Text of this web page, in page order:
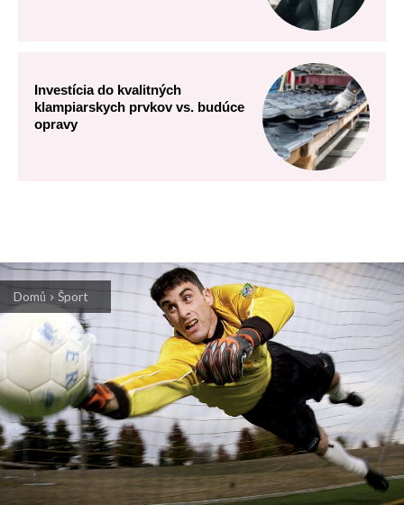
Investícia do kvalitných
klampiarskych prvkov vs. budúce
opravy